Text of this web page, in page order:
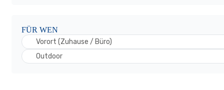
FÜR WEN
Vorort (Zuhause / Büro)
Outdoor